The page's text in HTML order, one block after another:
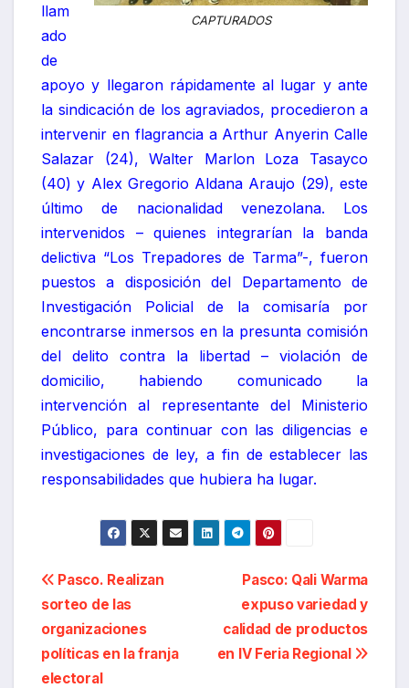
CAPTURADOS
llam
ado
de
apoyo y llegaron rápidamente al lugar y ante
la sindicación de los agraviados, procedieron a
intervenir en flagrancia a Arthur Anyerin Calle
Salazar (24), Walter Marlon Loza Tasayco
(40) y Alex Gregorio Aldana Araujo (29), este
último de nacionalidad venezolana. Los
intervenidos – quienes integrarían la banda
delictiva “Los Trepadores de Tarma”-, fueron
puestos a disposición del Departamento de
Investigación Policial de la comisaría por
encontrarse inmersos en la presunta comisión
del delito contra la libertad – violación de
domicilio, habiendo comunicado la
intervención al representante del Ministerio
Público, para continuar con las diligencias e
investigaciones de ley, a fin de establecer las
responsabilidades que hubiera ha lugar.
Navegación
de
entradas
Pasco: Qali Warma
expuso variedad y
calidad de productos
en IV Feria Regional
Pasco. Realizan
sorteo de las
organizaciones
políticas en la franja
electoral